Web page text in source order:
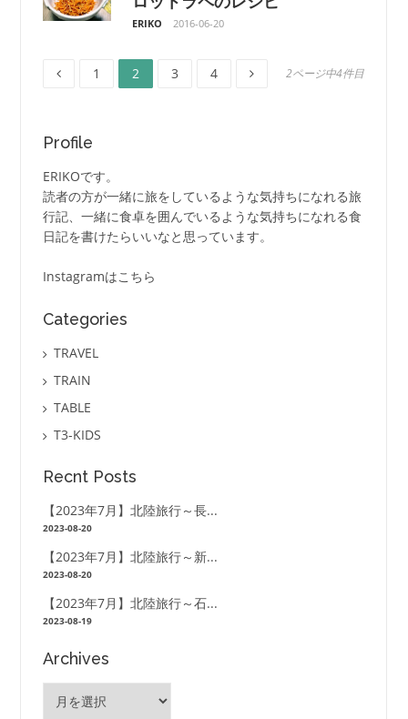
ERIKO 2016-06-20
投
ナ
ビ
ゲ
ー
シ
ョ
ン
ペ
ー
1
ペ
ー
2
ペ
ー
3
ペ
ー
4 2ページ中4件目
Profile
ERIKOです。
読者の方が一緒に旅をしているような気持ちになれる旅
行記、一緒に食卓を囲んでいるような気持ちになれる食
日記を書けたらいいなと思っています。
Instagramはこちら
Categories
TRAVEL
TRAIN
TABLE
T3-KIDS
Recnt Posts
【2023年7月】北陸旅行～長...
2023-08-20
【2023年7月】北陸旅行～新...
2023-08-20
【2023年7月】北陸旅行～石...
2023-08-19
Archives